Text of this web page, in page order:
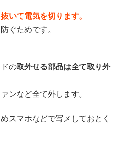
いて電気を切ります。
ぐためです。
の取外せる部品は全て取り外
ンなど全て外します。
スマホなどで写メしておとく